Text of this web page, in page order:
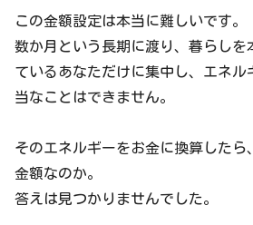
この金額設定は本当に難しいです。
数か月という長期に渡り、暮らしを
ているあなただけに集中し、エネル
当なことはできません。
そのエネルギーをお金に換算したら
金額なのか。
答えは見つかりませんでした。